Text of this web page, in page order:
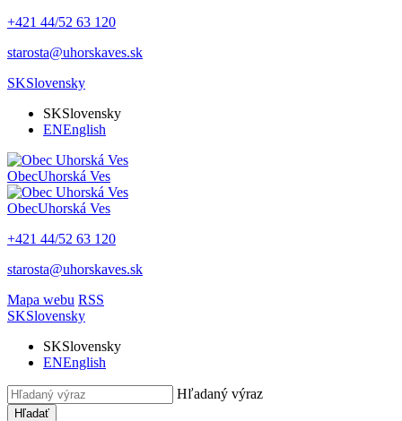
+421 44/52 63 120
starosta@uhorskaves.sk
SKSlovensky
SKSlovensky
ENEnglish
ObecUhorská Ves
ObecUhorská Ves
+421 44/52 63 120
starosta@uhorskaves.sk
Mapa webu RSS
SKSlovensky
SKSlovensky
ENEnglish
Hľadaný výraz
Hľadať